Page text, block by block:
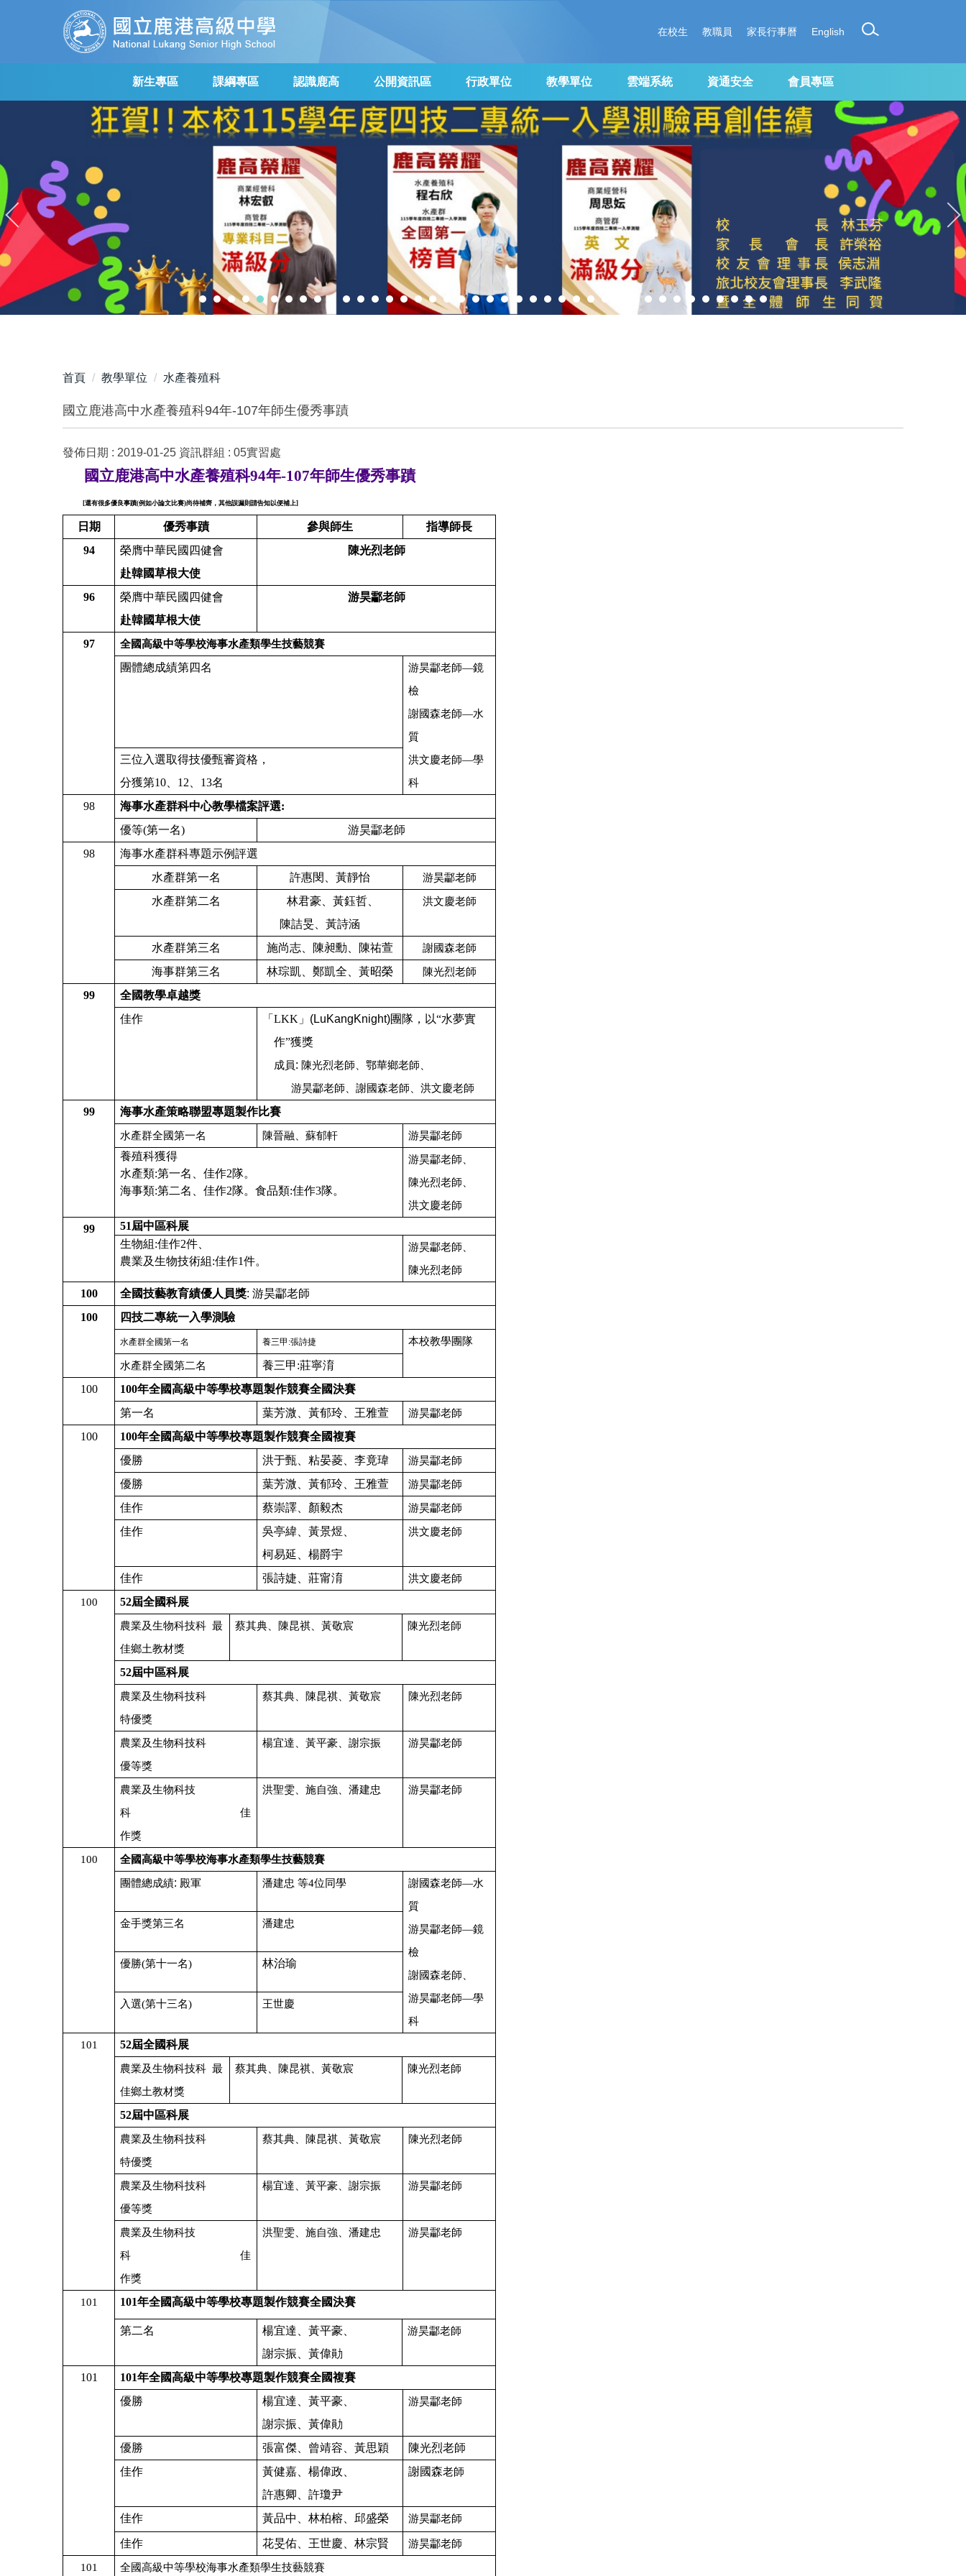
要
新生專區 課綱專區 認識鹿高 公開資訊區 行政單位 教學單位 雲端系統 資通安全 會員專區
在校生 教職員 家長行事曆 English
首頁 教學單位 水產養殖科
國立鹿港高中水產養殖科94年-107年師生優秀事蹟
發佈日期 : 2019-01-25 資訊群組 : 05實習處
國立鹿港高中水產養殖科94年-107年師生優秀事蹟
[還有很多優良事蹟(例如小論文比賽)尚待補齊，其他誤漏則請告知以便補上]
日期 優秀事蹟 參與師生
指導師長
94
榮膺中華民國四健會
赴韓國草根大使
陳光烈老師
96
榮膺中華民國四健會
赴韓國草根大使
游昊酃老師
97 全國高級中等學校海事水產類學生技藝競賽
團體總成績第四名
游昊酃老師—鏡
檢
謝國森老師—水
質
洪文慶老師—學
科
三位入選取得技優甄審資格，
分獲第10、12、13名
98
海事水產群科中心教學檔案評選:
優等(第一名)
游昊酃老師
98
海事水產群科專題示例評選
水產群第一名
許惠閔、黃靜怡 游昊酃老師
水產群第二名
林君豪、黃鈺哲、
陳詰旻、黃詩涵
洪文慶老師
水產群第三名 施尚志、陳昶勳、陳祐萱 謝國森老師
海事群第三名 林琮凱、鄭凱全、黃昭榮 陳光烈老師
99
全國教學卓越獎
佳作
「LKK 」(LuKangKnight)團隊，以“水夢實
作”獲獎
成員: 陳光烈老師、鄂華鄉老師、
游昊酃老師、謝國森老師、洪文慶老師
99 海事水產策略聯盟專題製作比賽
水產群全國第一名 陳晉融、蘇郁軒 游昊酃老師
養殖科獲得
水產類:第一名、佳作2隊。
海事類:第二名、佳作2隊。食品類:佳作3隊。
游昊酃老師、
陳光烈老師、
洪文慶老師
99 51屆中區科展
生物組:佳作2件、
農業及生物技術組:佳作1件。
游昊酃老師、
陳光烈老師
100 全國技藝教育績優人員獎:游昊酃老師
100
四技二專統一入學測驗
水產群全國第一名 養三甲 :張詩捷 本校教學團隊
水產群全國第二名 養三甲:莊寧淯
100
100年全國高級中等學校專題製作競賽全國決賽
第一名
葉芳溦、黃郁玲、王雅萱 游昊酃老師
100 100年全國高級中等學校專題製作競賽全國複賽
優勝
洪于甄、粘晏菱、李竟瑋 游昊酃老師
優勝 葉芳溦、黃郁玲、王雅萱 游昊酃老師
佳作 蔡崇譯、顏毅杰 游昊酃老師
佳作
吳亭緯、黃景煜、
柯易延、楊爵宇
洪文慶老師
佳作 張詩婕、莊甯淯 洪文慶老師
100 52屆全國科展
農業及生物科技科 最
佳鄉土教材獎
蔡其典、陳昆祺、黃敬宸 陳光烈老師
52屆中區科展
農業及生物科技科
特優獎
蔡其典、陳昆祺、黃敬宸 陳光烈老師
農業及生物科技科
優等獎
楊宜達、黃平豪、謝宗振 游昊酃老師
農業及生物科技
科
佳
作獎
洪聖雯、施自強、潘建忠 游昊酃老師
100 全國高級中等學校海事水產類學生技藝競賽
團體總成績: 殿軍 潘建忠 等4位同學
謝國森老師—水
質
游昊酃老師—鏡
檢
謝國森老師、
游昊酃老師—學
科
金手獎第三名 潘建忠
優勝(第十一名) 林治瑜
入選(第十三名) 王世慶
101 52屆全國科展
農業及生物科技科 最
佳鄉土教材獎
蔡其典、陳昆祺、黃敬宸 陳光烈老師
52屆中區科展
農業及生物科技科
特優獎
蔡其典、陳昆祺、黃敬宸 陳光烈老師
農業及生物科技科
優等獎
楊宜達、黃平豪、謝宗振 游昊酃老師
農業及生物科技
科
佳
作獎
洪聖雯、施自強、潘建忠 游昊酃老師
101 101年全國高級中等學校專題製作競賽全國決賽
第二名
楊宜達、黃平豪、
謝宗振、黃偉勛
游昊酃老師
101 101年全國高級中等學校專題製作競賽全國複賽
優勝
楊宜達、黃平豪、
謝宗振、黃偉勛
游昊酃老師
優勝 張富傑、曾靖容、黃思穎
陳光烈老師
佳作
黃健嘉、楊偉政、
許惠卿、許瓊尹
謝國森老師
佳作 黃品中、林柏榕、邱盛榮 游昊酃老師
佳作 花旻佑、王世慶、林宗賢 游昊酃老師
101 全國高級中等學校海事水產類學生技藝競賽